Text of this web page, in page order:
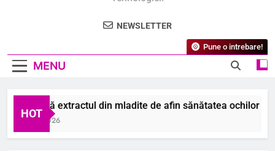
NEWSLETTER
MENU
Pune o intrebare!
HOT
Cum ajută extractul din mladite de afin sănătatea ochilor și
7 August 2026